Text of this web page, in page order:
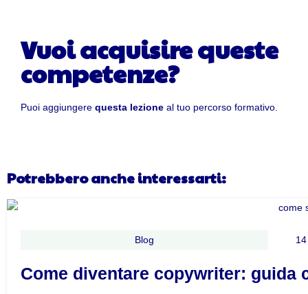
Vuoi acquisire queste
competenze?
Puoi aggiungere questa lezione al tuo percorso formativo.
Potrebbero anche interessarti:
Blog
Come diventare copywriter: guida